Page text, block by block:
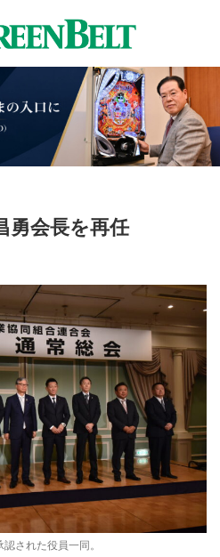
勇会長を再任
された役員一同。